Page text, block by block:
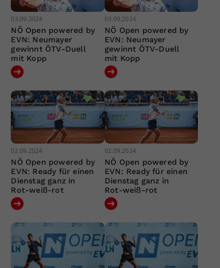
03.09.2024
NÖ Open powered by
EVN: Neumayer
gewinnt ÖTV-Duell
mit Kopp
03.09.2024
NÖ Open powered by
EVN: Neumayer
gewinnt ÖTV-Duell
mit Kopp
02.09.2024
NÖ Open powered by
EVN: Ready für einen
Dienstag ganz in
Rot-weiß-rot
02.09.2024
NÖ Open powered by
EVN: Ready für einen
Dienstag ganz in
Rot-weiß-rot